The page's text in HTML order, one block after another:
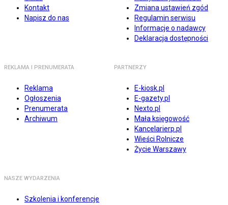
Kontakt
Napisz do nas
Zmiana ustawień zgód
Regulamin serwisu
Informacje o nadawcy
Deklaracja dostępności
REKLAMA I PRENUMERATA
Reklama
Ogłoszenia
Prenumerata
Archiwum
PARTNERZY
E-kiosk.pl
E-gazety.pl
Nexto.pl
Mała księgowość
Kancelarierp.pl
Wieści Rolnicze
Życie Warszawy
NASZE WYDARZENIA
Szkolenia i konferencje